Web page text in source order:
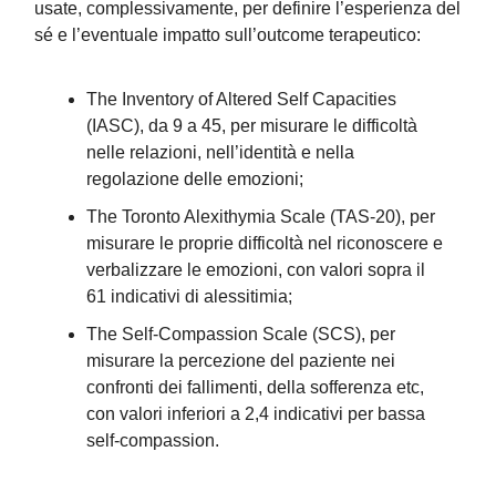
usate, complessivamente, per definire l’esperienza del
sé e l’eventuale impatto sull’outcome terapeutico:
The Inventory of Altered Self Capacities
(IASC), da 9 a 45, per misurare le difficoltà
nelle relazioni, nell’identità e nella
regolazione delle emozioni;
The Toronto Alexithymia Scale (TAS-20), per
misurare le proprie difficoltà nel riconoscere e
verbalizzare le emozioni, con valori sopra il
61 indicativi di alessitimia;
The Self-Compassion Scale (SCS), per
misurare la percezione del paziente nei
confronti dei fallimenti, della sofferenza etc,
con valori inferiori a 2,4 indicativi per bassa
self-compassion.